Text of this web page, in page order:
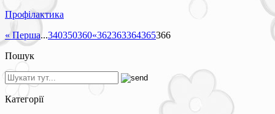
Профілактика
« Перша...340350360«362363364365366
Пошук
Категорії